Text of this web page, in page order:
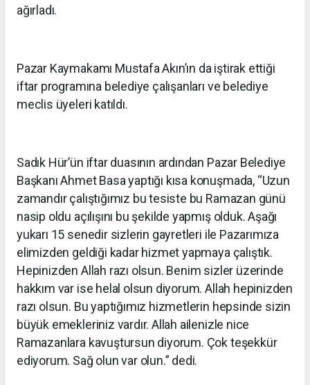
ağırladı.
Pazar Kaymakamı Mustafa Akın’ın da iştirak ettiği
iftar programına belediye çalışanları ve belediye
meclis üyeleri katıldı.
Sadık Hür’ün iftar duasının ardından Pazar Belediye
Başkanı Ahmet Basa yaptığı kısa konuşmada, “Uzun
zamandır çalıştığımız bu tesiste bu Ramazan günü
nasip oldu açılışını bu şekilde yapmış olduk. Aşağı
yukarı 15 senedir sizlerin gayretleri ile Pazarımıza
elimizden geldiği kadar hizmet yapmaya çalıştık.
Hepinizden Allah razı olsun. Benim sizler üzerinde
hakkım var ise helal olsun diyorum. Allah hepinizden
razı olsun. Bu yaptığımız hizmetlerin hepsinde sizin
büyük emekleriniz vardır. Allah ailenizle nice
Ramazanlara kavuştursun diyorum. Çok teşekkür
ediyorum. Sağ olun var olun.” dedi.